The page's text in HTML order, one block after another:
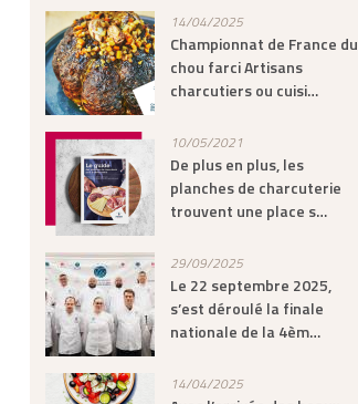
14/04/2025
Championnat de France du
chou farci Artisans
charcutiers ou cuisi…
10/05/2021
De plus en plus, les
planches de charcuterie
trouvent une place s…
29/09/2025
Le 22 septembre 2025,
s’est déroulé la finale
nationale de la 4èm…
14/04/2025